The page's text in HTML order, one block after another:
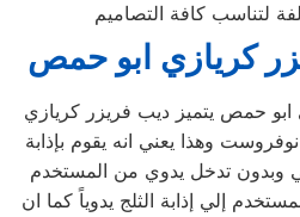
كريازي ابو حمص
وهذا يعني انه يقوم بإذابة
وبدون تدخل يدوي من المستخدم
إلي إذابة الثلج يدوياً كما ان